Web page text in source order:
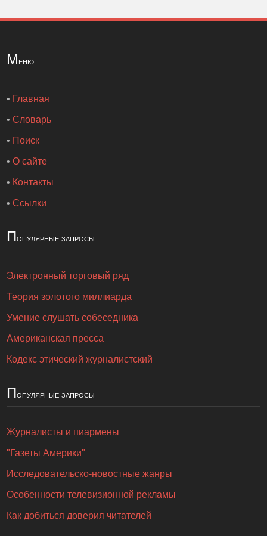
Меню
• Главная
•Словарь
• Поиск
•О сайте
• Контакты
•Ссылки
Популярные запросы
Электронный торговый ряд
Теория золотого миллиарда
Умение слушать собеседника
Американская пресса
Кодекс этический журналистский
Популярные запросы
Журналисты и пиармены
"Газеты Америки"
Исследовательско-новостные жанры
Особенности телевизионной рекламы
Как добиться доверия читателей